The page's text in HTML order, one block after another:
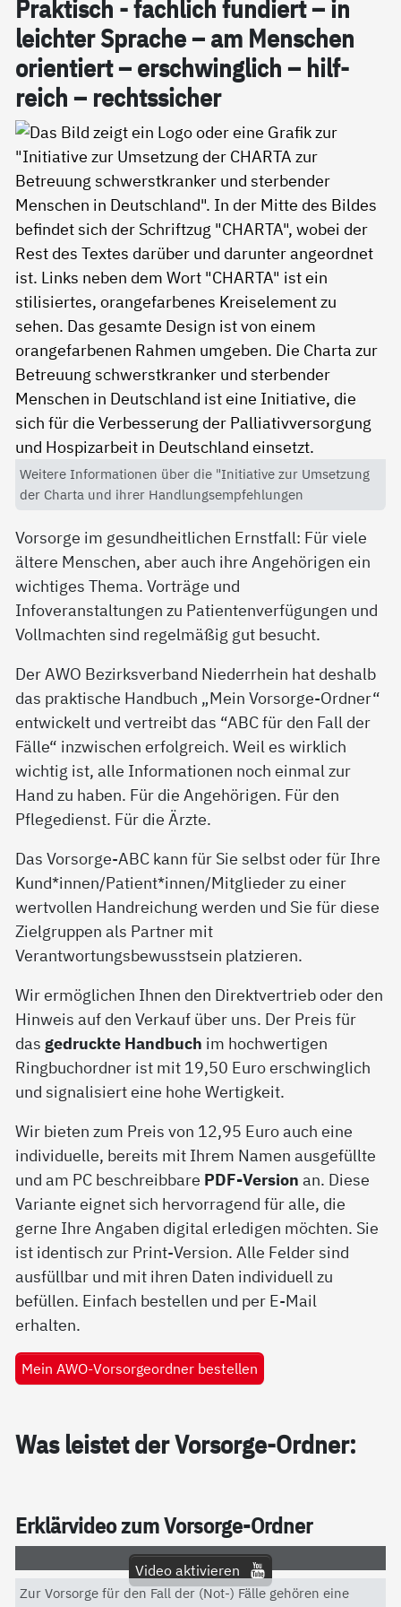
Prak­tisch - fach­lich fun­diert – in
leich­ter Spra­che – am Men­schen
ori­en­tiert – er­schwing­lich – hil­f­
reich – rechts­si­cher
Weitere Informationen über die "Initiative zur Umsetzung
der Charta und ihrer Handlungsempfehlungen
Vorsorge im gesundheitlichen Ernstfall: Für viele
ältere Menschen, aber auch ihre Angehörigen ein
wichtiges Thema. Vorträge und
Infoveranstaltungen zu Patientenverfügungen und
Vollmachten sind regelmäßig gut besucht.
Der AWO Bezirksverband Niederrhein hat deshalb
das praktische Handbuch „Mein Vorsorge-Ordner“
entwickelt und vertreibt das “ABC für den Fall der
Fälle“ inzwischen erfolgreich. Weil es wirklich
wichtig ist, alle Informationen noch einmal zur
Hand zu haben. Für die Angehörigen. Für den
Pflegedienst. Für die Ärzte.
Das Vorsorge-ABC kann für Sie selbst oder für Ihre
Kund*innen/Patient*innen/Mitglieder zu einer
wertvollen Handreichung werden und Sie für diese
Zielgruppen als Partner mit
Verantwortungsbewusstsein platzieren.
Wir ermöglichen Ihnen den Direktvertrieb oder den
Hinweis auf den Verkauf über uns. Der Preis für
das gedruckte Handbuch im hochwertigen
Ringbuchordner ist mit 19,50 Euro erschwinglich
und signalisiert eine hohe Wertigkeit.
Wir bieten zum Preis von 12,95 Euro auch eine
individuelle, bereits mit Ihrem Namen ausgefüllte
und am PC beschreibbare PDF-Version an. Diese
Variante eignet sich hervorragend für alle, die
gerne Ihre Angaben digital erledigen möchten. Sie
ist identisch zur Print-Version. Alle Felder sind
ausfüllbar und mit ihren Daten individuell zu
befüllen. Einfach bestellen und per E-Mail
erhalten.
Mein AWO-Vorsorgeordner bestellen
Was leis­tet der Vor­sor­ge-Ord­ner:
Er­klär­vi­deo zum Vor­sor­ge-Ord­ner
Video aktivieren
Zur Vorsorge für den Fall der (Not-) Fälle gehören eine